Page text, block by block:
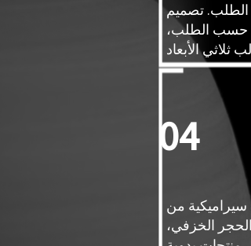
تصميم
حسب الطلب،
ثلاثي الأبعاد
04
سيراميكية من
الخزفي،